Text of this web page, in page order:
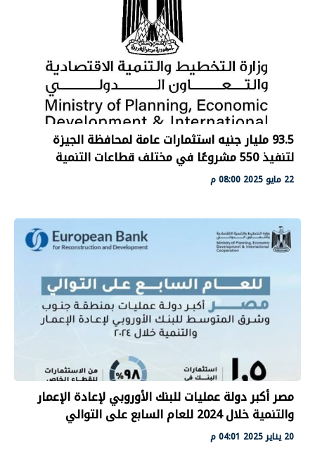
93.5 مليار جنيه استثمارات عامة لمحافظة الجيزة
لتنفيذ 550 مشروعًا في مختلف قطاعات التنمية
22 مايو 2025 08:00 م
مصر أكبر دولة عمليات للبنك الأوروبي لإعادة الإعمار
والتنمية خلال 2024 للعام السابع على التوالي
20 يناير 2025 04:01 م